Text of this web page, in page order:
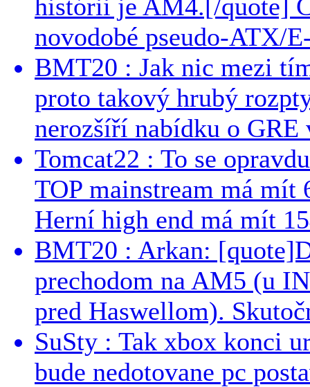
histórii je AM4.[/quote]
novodobé pseudo-ATX/
BMT20 : Jak nic mezi
proto takový hrubý
nerozšíří nabídku o GRE
Tomcat22 : To se
TOP mainstream má
Herní high end má mít
BMT20 : Arkan:
prechodom na AM5 (u
pred Haswellom).
SuSty : Tak xbox konci
bude nedotovane pc